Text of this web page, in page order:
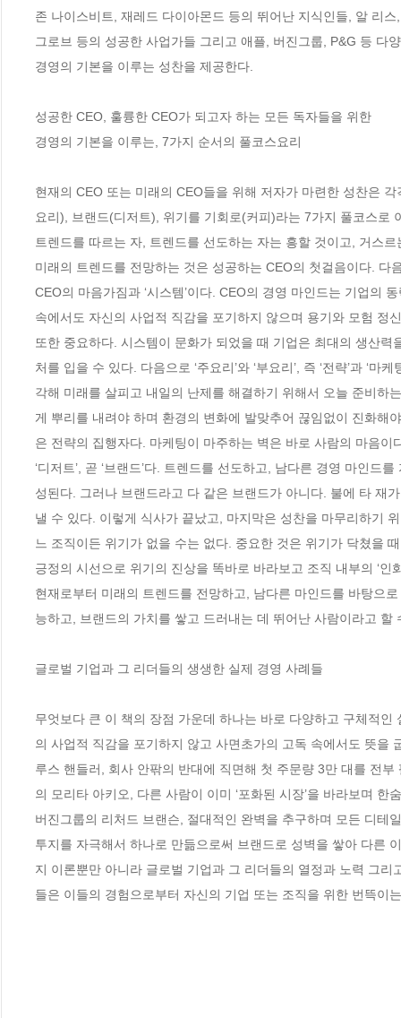
존 나이스비트, 재레드 다이아몬드 등의 뛰어난 지식인들, 알 리
그로브 등의 성공한 사업가들 그리고 애플, 버진그룹, P&G 등 다
경영의 기본을 이루는 성찬을 제공한다.
성공한 CEO, 훌륭한 CEO가 되고자 하는 모든 독자들을 위한
경영의 기본을 이루는, 7가지 순서의 풀코스요리
현재의 CEO 또는 미래의 CEO들을 위해 저자가 마련한 성찬은
요리), 브랜드(디저트), 위기를 기회로(커피)라는 7가지 풀코스로
트렌드를 따르는 자, 트렌드를 선도하는 자는 흥할 것이고, 거스
미래의 트렌드를 전망하는 것은 성공하는 CEO의 첫걸음이다. 다
CEO의 마음가짐과 ‘시스템’이다. CEO의 경영 마인드는 기업의
속에서도 자신의 사업적 직감을 포기하지 않으며 용기와 모험 정
또한 중요하다. 시스템이 문화가 되었을 때 기업은 최대의 생산
처를 입을 수 있다. 다음으로 ‘주요리’와 ‘부요리’, 즉 ‘전략’과 ‘마
각해 미래를 살피고 내일의 난제를 해결하기 위해서 오늘 준비하
게 뿌리를 내려야 하며 환경의 변화에 발맞추어 끊임없이 진화해
은 전략의 집행자다. 마케팅이 마주하는 벽은 바로 사람의 마음이
‘디저트’, 곧 ‘브랜드’다. 트렌드를 선도하고, 남다른 경영 마인
성된다. 그러나 브랜드라고 다 같은 브랜드가 아니다. 불에 타 재
낼 수 있다. 이렇게 식사가 끝났고, 마지막은 성찬을 마무리하기
느 조직이든 위기가 없을 수는 없다. 중요한 것은 위기가 닥쳤을
긍정의 시선으로 위기의 진상을 똑바로 바라보고 조직 내부의 ‘
현재로부터 미래의 트렌드를 전망하고, 남다른 마인드를 바탕으
능하고, 브랜드의 가치를 쌓고 드러내는 데 뛰어난 사람이라고 할
글로벌 기업과 그 리더들의 생생한 실제 경영 사례들
무엇보다 큰 이 책의 장점 가운데 하나는 바로 다양하고 구체적
의 사업적 직감을 포기하지 않고 사면초가의 고독 속에서도 뜻을
루스 핸들러, 회사 안팎의 반대에 직면해 첫 주문량 3만 대를 전
의 모리타 아키오, 다른 사람이 이미 ‘포화된 시장’을 바라보며
버진그룹의 리처드 브랜슨, 절대적인 완벽을 추구하며 모든 디테
투지를 자극해서 하나로 만듦으로써 브랜드로 성벽을 쌓아 다른
지 이론뿐만 아니라 글로벌 기업과 그 리더들의 열정과 노력 그
들은 이들의 경험으로부터 자신의 기업 또는 조직을 위한 번뜩이